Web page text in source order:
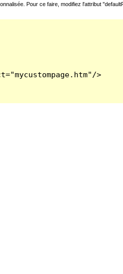
Pour ce faire, modifiez l'attribut
>